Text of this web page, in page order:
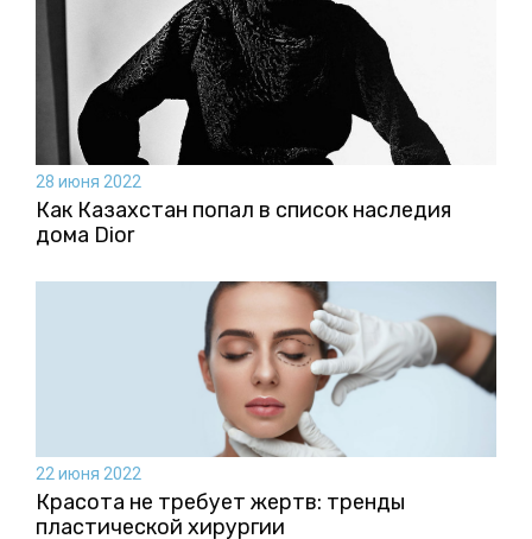
28 июня 2022
Как Казахстан попал в список наследия
дома Dior
22 июня 2022
Красота не требует жертв: тренды
пластической хирургии